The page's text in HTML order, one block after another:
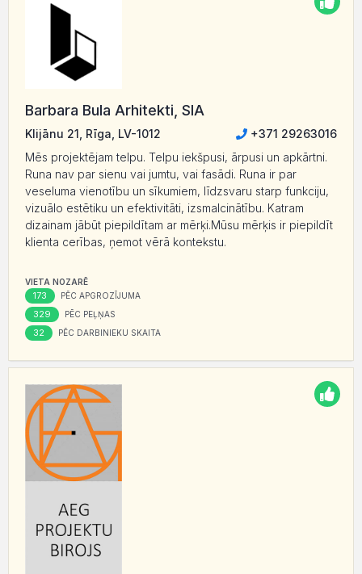
Barbara Bula Arhitekti, SIA
Klijānu 21, Rīga, LV-1012
+371 29263016
Mēs projektējam telpu. Telpu iekšpusi, ārpusi un apkārtni.
Runa nav par sienu vai jumtu, vai fasādi. Runa ir par
veseluma vienotību un sīkumiem, līdzsvaru starp funkciju,
vizuālo estētiku un efektivitāti, izsmalcinātību. Katram
dizainam jābūt piepildītam ar mērķi.Mūsu mērķis ir piepildīt
klienta cerības, ņemot vērā kontekstu.
VIETA NOZARĒ
173 PĒC APGROZĪJUMA
329 PĒC PEĻŅAS
32 PĒC DARBINIEKU SKAITA